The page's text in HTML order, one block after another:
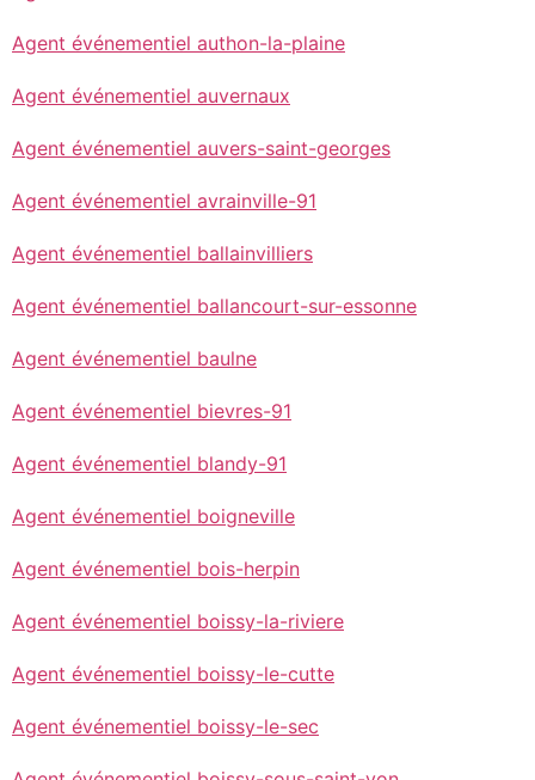
Agent événementiel authon-la-plaine
Agent événementiel auvernaux
Agent événementiel auvers-saint-georges
Agent événementiel avrainville-91
Agent événementiel ballainvilliers
Agent événementiel ballancourt-sur-essonne
Agent événementiel baulne
Agent événementiel bievres-91
Agent événementiel blandy-91
Agent événementiel boigneville
Agent événementiel bois-herpin
Agent événementiel boissy-la-riviere
Agent événementiel boissy-le-cutte
Agent événementiel boissy-le-sec